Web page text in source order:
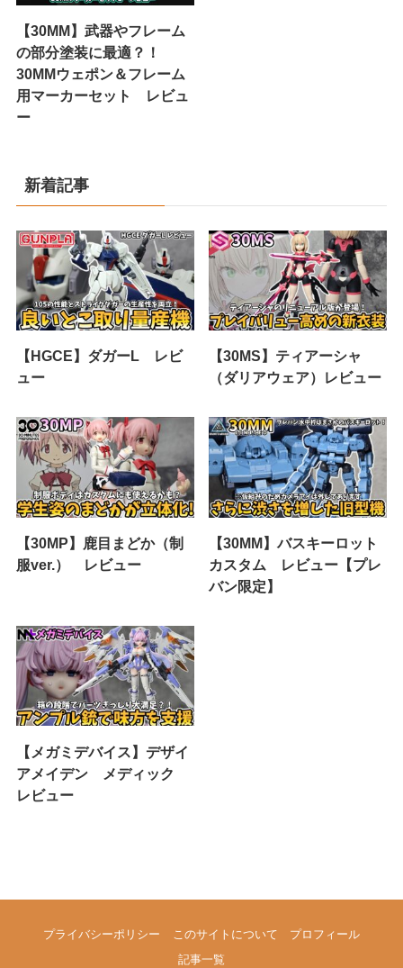
【30MM】武器やフレーム
の部分塗装に最適？！
30MMウェポン＆フレーム
用マーカーセット レビュ
ー
新着記事
【HGCE】ダガーL レビ
ュー
【30MS】ティアーシャ
（ダリアウェア）レビュー
【30MP】鹿目まどか（制
服ver.） レビュー
【30MM】バスキーロット
カスタム レビュー【プレ
バン限定】
【メガミデバイス】デザイ
アメイデン メディック
レビュー
プライバシーポリシー このサイトについて
プロフィール
記事一覧